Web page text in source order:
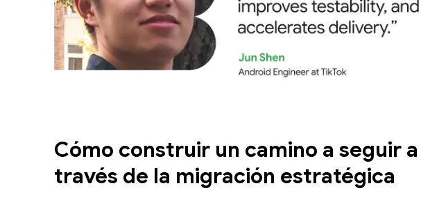
Cómo construir un camino a seguir a
través de la migración estratégica